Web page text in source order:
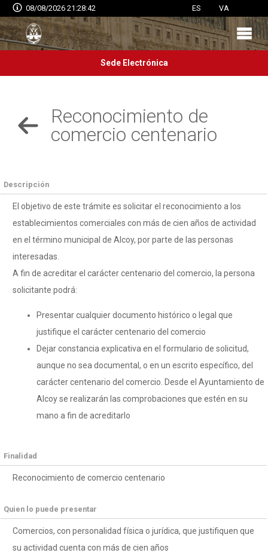
08/08/2026 21:28:43 ES VA
Sede Electrónica
Reconocimiento de
comercio centenario
Descripción
El objetivo de este trámite es solicitar el reconocimiento a los
establecimientos comerciales con más de cien años de actividad
en el término municipal de Alcoy, por parte de las personas
interesadas.
A fin de acreditar el carácter centenario del comercio, la persona
solicitante podrá:
Presentar cualquier documento histórico o legal que
justifique el carácter centenario del comercio
Dejar constancia explicativa en el formulario de solicitud,
aunque no sea documental, o en un escrito específico, del
carácter centenario del comercio. Desde el Ayuntamiento de
Alcoy se realizarán las comprobaciones que estén en su
mano a fin de acreditarlo
Finalidad
Reconocimiento de comercio centenario
Quien lo puede presentar
Comercios, con personalidad física o jurídica, que justifiquen que
su actividad cuenta con más de cien años